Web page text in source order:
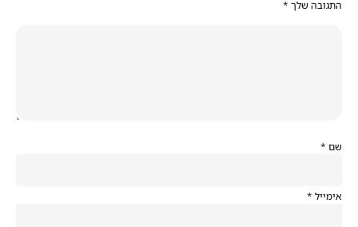
התגובה שלך *
שם *
אימייל *